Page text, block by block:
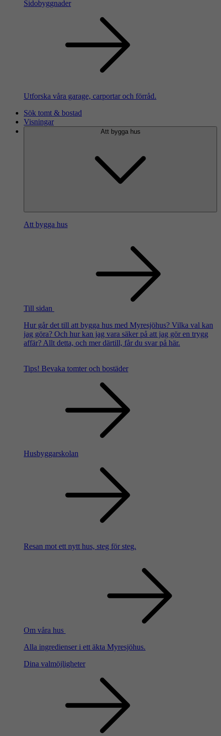
Sidobyggnader
Utforska våra garage, carportar och förråd.
Sök tomt & bostad
Visningar
Att bygga hus
Att bygga hus
Till sidan
Hur går det till att bygga hus med Myresjöhus? Vilka val kan
jag göra? Och hur kan jag vara säker på att jag gör en trygg
affär? Allt detta, och mer därtill, får du svar på här.
Tips! Bevaka tomter och bostäder
Husbyggarskolan
Resan mot ett nytt hus, steg för steg.
Om våra hus
Alla ingredienser i ett äkta Myresjöhus.
Dina valmöjligheter